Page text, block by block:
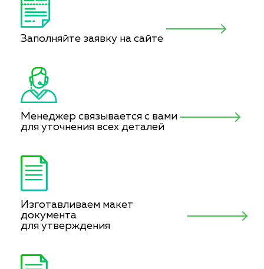
Заполняйте заявку на сайте
Менеджер связывается с вами
для уточнения всех деталей
Изготавливаем макет
документа
для утверждения